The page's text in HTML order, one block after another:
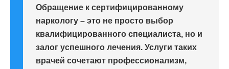
Обращение к сертифицированному
наркологу – это не просто выбор
квалифицированного специалиста, но и
залог успешного лечения. Услуги таких
врачей сочетают профессионализм,